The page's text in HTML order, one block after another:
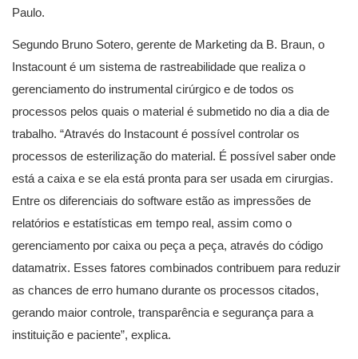
Paulo.
Segundo Bruno Sotero, gerente de Marketing da B. Braun, o
Instacount é um sistema de rastreabilidade que realiza o
gerenciamento do instrumental cirúrgico e de todos os
processos pelos quais o material é submetido no dia a dia de
trabalho. “Através do Instacount é possível controlar os
processos de esterilização do material. É possível saber onde
está a caixa e se ela está pronta para ser usada em cirurgias.
Entre os diferenciais do software estão as impressões de
relatórios e estatísticas em tempo real, assim como o
gerenciamento por caixa ou peça a peça, através do código
datamatrix. Esses fatores combinados contribuem para reduzir
as chances de erro humano durante os processos citados,
gerando maior controle, transparência e segurança para a
instituição e paciente”, explica.